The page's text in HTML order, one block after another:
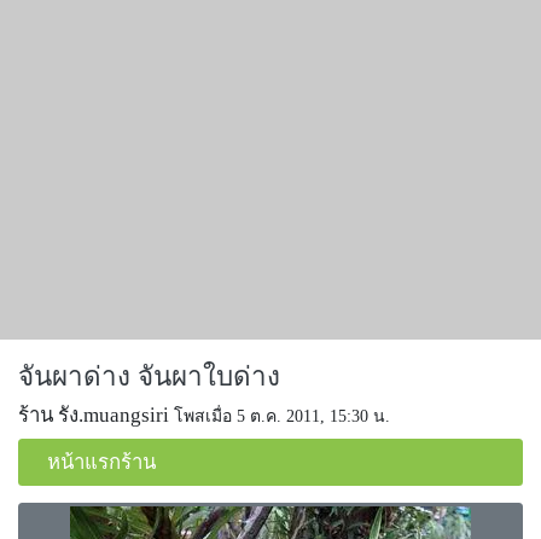
จันผาด่าง จันผาใบด่าง
ร้าน รัง.muangsiri โพสเมื่อ 5 ต.ค. 2011, 15:30 น.
หน้าแรกร้าน